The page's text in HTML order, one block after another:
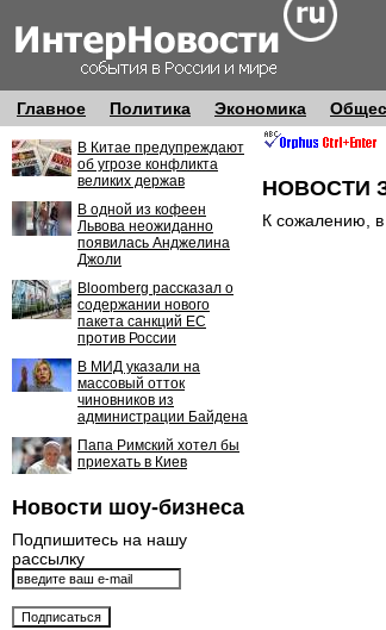
Главное Политика Экономика
В Китае предупреждают
об угрозе конфликта
великих держав
В одной из кофеен
Львова неожиданно
появилась Анджелина
Джоли
Bloomberg рассказал о
содержании нового
пакета санкций ЕС
против России
В МИД указали на
массовый отток
чиновников из
администрации Байдена
Папа Римский хотел бы
приехать в Киев
Новости шоу-бизнеса
Подпишитесь на нашу
рассылку
НОВОСТИ
К сожалению, в